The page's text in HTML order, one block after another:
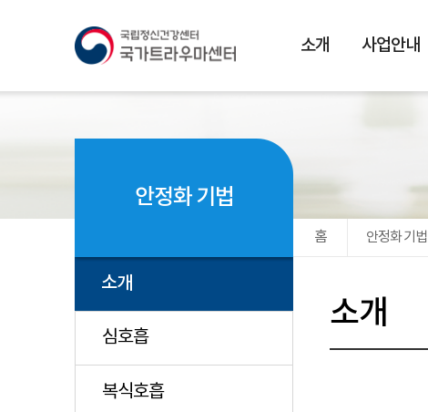
소개 사업안내
안정화 기법
소개
심호흡
복식호흡
홈 안정화 기법
소개